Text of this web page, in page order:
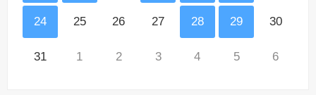
24 25 26 27 28 29 30
31 1 2 3 4 5 6